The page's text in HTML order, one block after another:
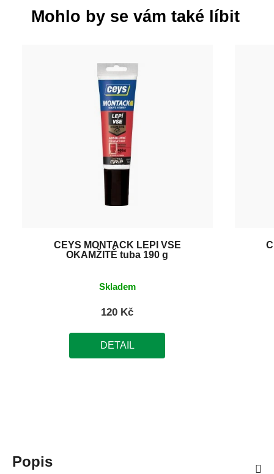
Mohlo by se vám také líbit
CEYS MONTACK LEPÍ VŠE
OKAMŽITĚ tuba 190 g
Skladem
120 Kč
DETAIL
Popis